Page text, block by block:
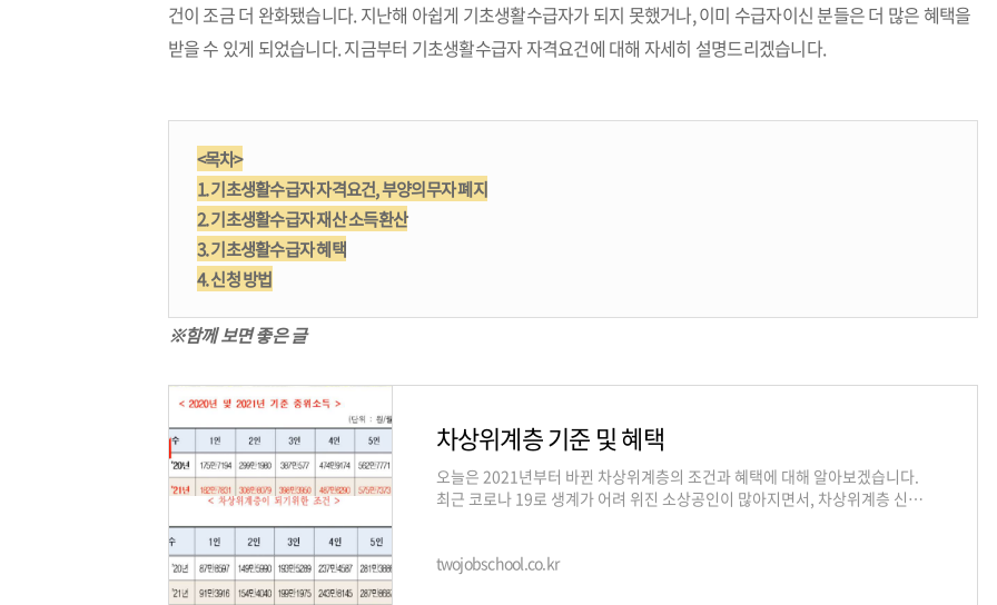
건이 조금 더 완화됐습니다. 지난해 아쉽게 기초생활수급자가 되지 못했거나, 이미 수급자이신 분들은 더 많은 혜택을
받을 수 있게 되었습니다. 지금부터 기초생활수급자 자격요건에 대해 자세히 설명드리겠습니다.
<목차>
1. 기초생활수급자 자격요건, 부양의무자 폐지
2. 기초생활수급자 재산 소득환산
3. 기초생활수급자 혜택
4. 신청 방법
※함께 보면 좋은 글
차상위계층 기준 및 혜택
오늘은 2021년부터 바뀐 차상위계층의 조건과 혜택에 대해 알아보겠습니다.
최근 코로나 19로 생계가 어려 위진 소상공인이 많아지면서, 차상위계층 신청
twojobschool.co.kr